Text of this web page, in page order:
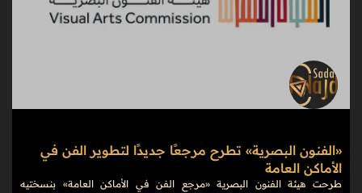
«الفنون البصرية» تطرح مرجعًا جديدًا لتطوير الفن في
الأماكن العامة
طرحت هيئة الفنون البصرية «مرجع الفن في الأماكن العامة» بنسختيه